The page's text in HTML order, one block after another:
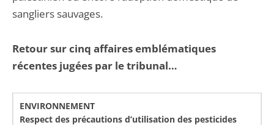
sangliers sauvages.
Retour sur cinq affaires emblématiques
récentes jugées par le tribunal…
ENVIRONNEMENT
Respect des précautions d’utilisation des pesticides